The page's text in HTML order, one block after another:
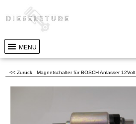
MENU
<< Zurück Magnetschalter für BOSCH Anlasser 12Volt